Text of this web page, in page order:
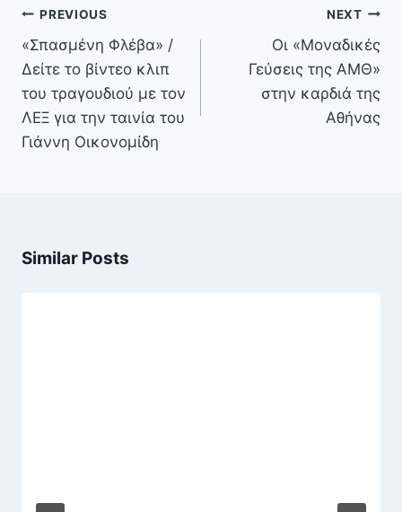
Πλοήγηση
άρθρων
PREVIOUS
«Σπασμένη Φλέβα» /
Δείτε το βίντεο κλιπ
του τραγουδιού με τον
ΛΕΞ για την ταινία του
Γιάννη Οικονομίδη
NEXT
Οι «Μοναδικές
Γεύσεις της ΑΜΘ»
στην καρδιά της
Αθήνας
Similar Posts